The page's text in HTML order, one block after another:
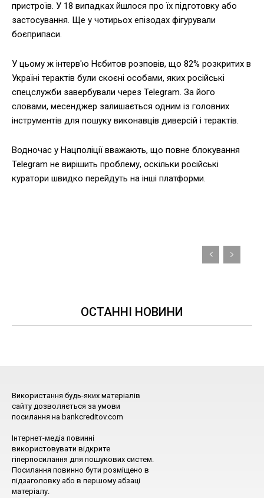
пристроїв. У 18 випадках йшлося про їх підготовку або
застосування. Ще у чотирьох епізодах фігурували
боєприпаси.
У цьому ж інтерв'ю Нєбитов розповів, що 82% розкритих в
Україні терактів були скоєні особами, яких російські
спецслужби завербували через Telegram. За його
словами, месенджер залишається одним із головних
інструментів для пошуку виконавців диверсій і терактів.
Водночас у Нацполіції вважають, що повне блокування
Telegram не вирішить проблему, оскільки російські
куратори швидко перейдуть на інші платформи.
ОСТАННІ НОВИНИ
Використання будь-яких матеріалів
сайту дозволяється за умови
посилання на bankcreditov.com
Інтернет-медіа повинні
використовувати відкрите
гіперпосилання для пошукових систем.
Посилання повинно бути розміщено в
підзаголовку або в першому абзаці
матеріалу.